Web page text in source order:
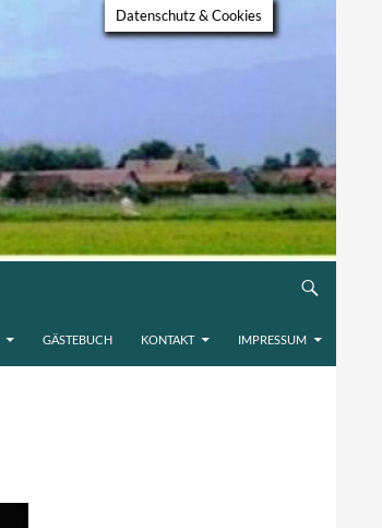
GÄSTEBUCH KONTAKT IMPRESSUM
Datenschutz & Cookies